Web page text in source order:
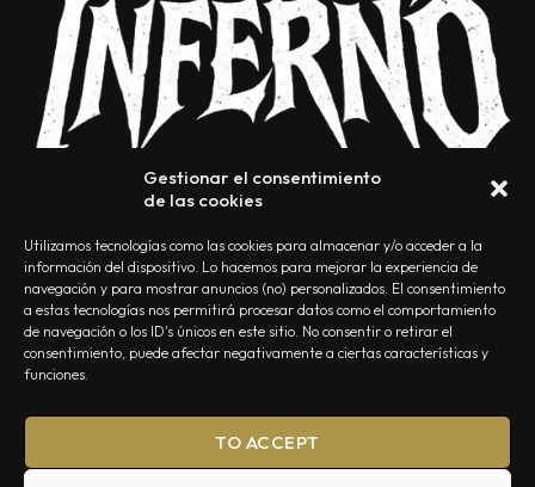
Gestionar el consentimiento
de las cookies
Utilizamos tecnologías como las cookies para almacenar y/o acceder a la
información del dispositivo. Lo hacemos para mejorar la experiencia de
navegación y para mostrar anuncios (no) personalizados. El consentimiento
a estas tecnologías nos permitirá procesar datos como el comportamiento
de navegación o los ID's únicos en este sitio. No consentir o retirar el
consentimiento, puede afectar negativamente a ciertas características y
funciones.
TO ACCEPT
NOSOTROS CONTACTO EDITORIAL POLÍTICA DE PRIVACIDAD